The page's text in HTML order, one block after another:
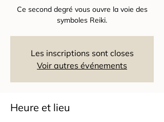
Ce second degré vous ouvre la voie des
symboles Reiki.
Les inscriptions sont closes
Voir autres événements
Heure et lieu